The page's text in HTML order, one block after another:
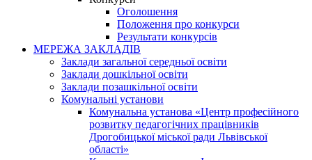
Оголошення
Положення про конкурси
Результати конкурсів
МЕРЕЖА ЗАКЛАДІВ
Заклади загальної середньої освіти
Заклади дошкільної освіти
Заклади позашкільної освіти
Комунальні установи
Комунальна установа «Центр професійного
розвитку педагогічних працівників
Дрогобицької міської ради Львівської
області»